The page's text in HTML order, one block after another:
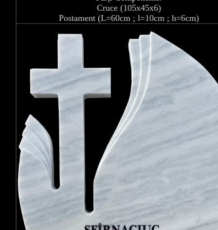
Cruce (105x45x6)
Postament (L=60cm ; l=10cm ; h=6cm)